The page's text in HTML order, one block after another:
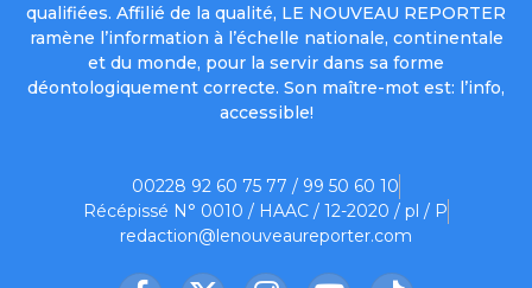
qualifiées. Affilié de la qualité, LE NOUVEAU REPORTER
ramène l’information à l’échelle nationale, continentale
et du monde, pour la servir dans sa forme
déontologiquement correcte. Son maître-mot est: l’info,
accessible!
00228 92 60 75 77 / 99 50 60 10
Récépissé N° 0010 / HAAC / 12-2020 / pl / P
redaction@lenouveaureporter.com